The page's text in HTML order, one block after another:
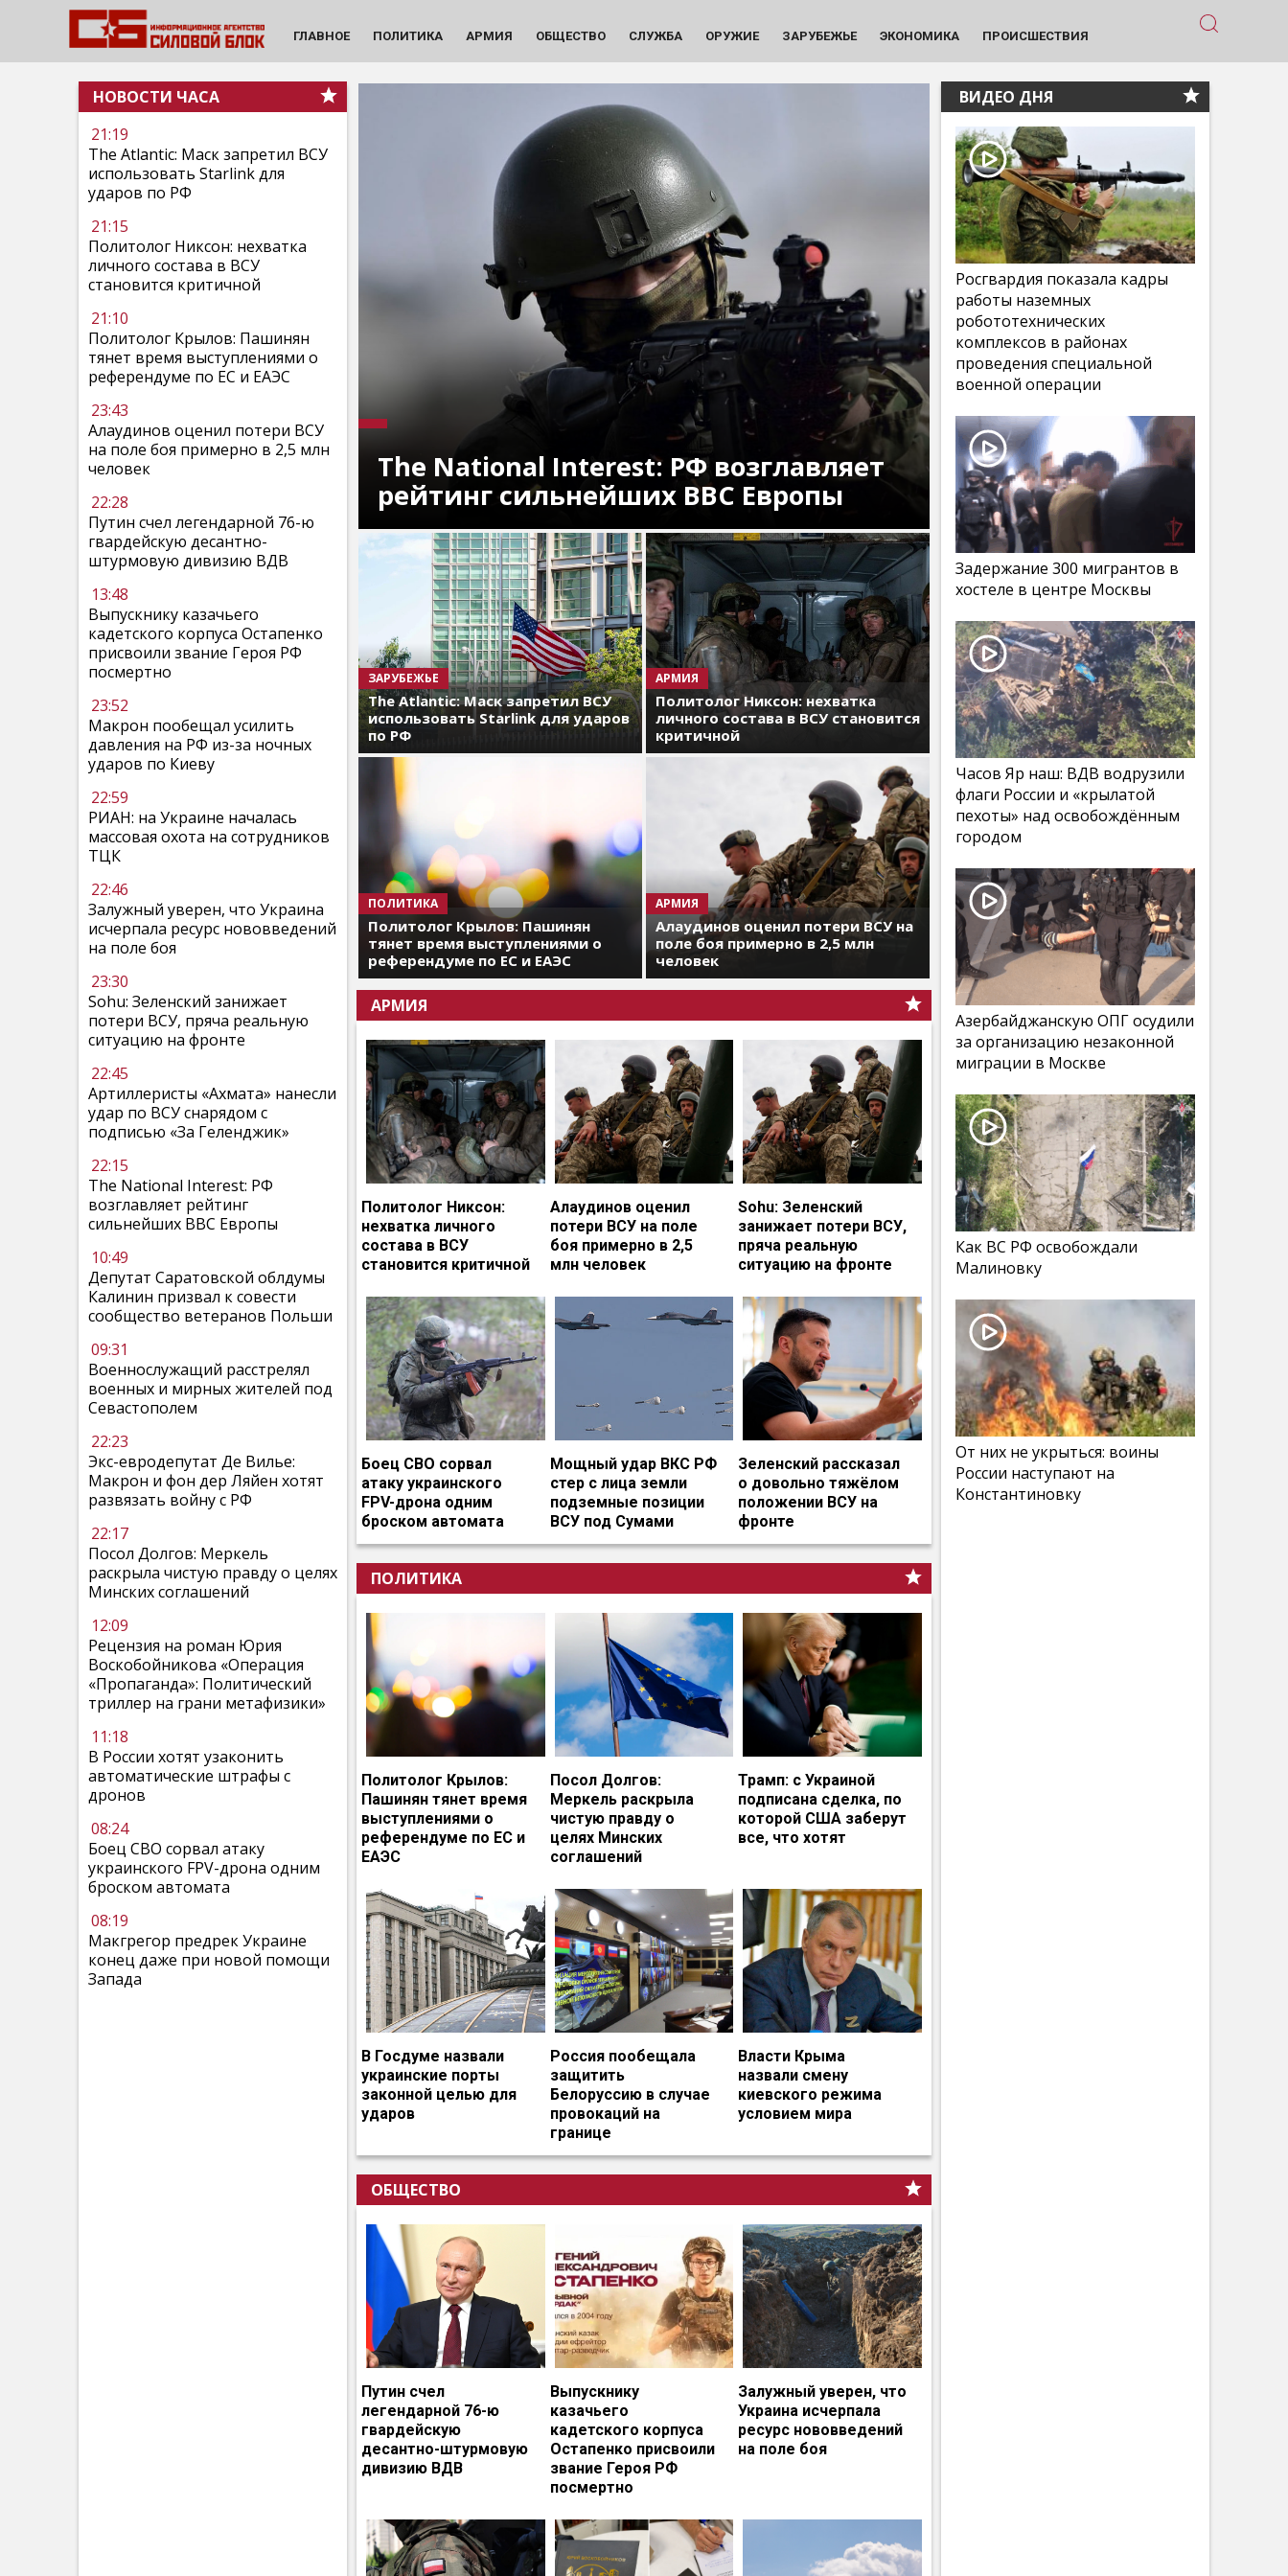
ГЛАВНОЕ ПОЛИТИКА АРМИЯ ОБЩЕСТВО СЛУЖБА ОРУЖИЕ ЗАРУБЕЖЬЕ ЭКОНОМИКА ПРОИСШЕСТВИЯ
НОВОСТИ ЧАСА
21:19
The Atlantic: Маск запретил ВСУ
использовать Starlink для
ударов по РФ
21:15
Политолог Никсон: нехватка
личного состава в ВСУ
становится критичной
21:10
Политолог Крылов: Пашинян
тянет время выступлениями о
референдуме по ЕС и ЕАЭС
23:43
Алаудинов оценил потери ВСУ
на поле боя примерно в 2,5 млн
человек
22:28
Путин счел легендарной 76-ю
гвардейскую десантно-
штурмовую дивизию ВДВ
13:48
Выпускнику казачьего
кадетского корпуса Остапенко
присвоили звание Героя РФ
посмертно
23:52
Макрон пообещал усилить
давления на РФ из-за ночных
ударов по Киеву
22:59
РИАН: на Украине началась
массовая охота на сотрудников
ТЦК
22:46
Залужный уверен, что Украина
исчерпала ресурс нововведений
на поле боя
23:30
Sohu: Зеленский занижает
потери ВСУ, пряча реальную
ситуацию на фронте
22:45
Артиллеристы «Ахмата» нанесли
удар по ВСУ снарядом с
подписью «За Геленджик»
22:15
The National Interest: РФ
возглавляет рейтинг
сильнейших ВВС Европы
10:49
Депутат Саратовской облдумы
Калинин призвал к совести
сообщество ветеранов Польши
09:31
Военнослужащий расстрелял
военных и мирных жителей под
Севастополем
22:23
Экс-евродепутат Де Вилье:
Макрон и фон дер Ляйен хотят
развязать войну с РФ
22:17
Посол Долгов: Меркель
раскрыла чистую правду о целях
Минских соглашений
12:09
Рецензия на роман Юрия
Воскобойникова «Операция
«Пропаганда»: Политический
триллер на грани метафизики»
11:18
В России хотят узаконить
автоматические штрафы с
дронов
08:24
Боец СВО сорвал атаку
украинского FPV-дрона одним
броском автомата
08:19
Макгрегор предрек Украине
конец даже при новой помощи
Запада
The National Interest: РФ возглавляет
рейтинг сильнейших ВВС Европы
ЗАРУБЕЖЬЕ
The Atlantic: Маск запретил ВСУ
использовать Starlink для ударов
по РФ
АРМИЯ
Политолог Никсон: нехватка
личного состава в ВСУ становится
критичной
ПОЛИТИКА
Политолог Крылов: Пашинян
тянет время выступлениями о
референдуме по ЕС и ЕАЭС
АРМИЯ
Алаудинов оценил потери ВСУ на
поле боя примерно в 2,5 млн
человек
АРМИЯ
Политолог Никсон:
нехватка личного
состава в ВСУ
становится критичной
Алаудинов оценил
потери ВСУ на поле
боя примерно в 2,5
млн человек
Sohu: Зеленский
занижает потери ВСУ,
пряча реальную
ситуацию на фронте
Боец СВО сорвал
атаку украинского
FPV-дрона одним
броском автомата
Мощный удар ВКС РФ
стер с лица земли
подземные позиции
ВСУ под Сумами
Зеленский рассказал
о довольно тяжёлом
положении ВСУ на
фронте
ПОЛИТИКА
Политолог Крылов:
Пашинян тянет время
выступлениями о
референдуме по ЕС и
ЕАЭС
Посол Долгов:
Меркель раскрыла
чистую правду о
целях Минских
соглашений
Трамп: с Украиной
подписана сделка, по
которой США заберут
все, что хотят
В Госдуме назвали
украинские порты
законной целью для
ударов
Россия пообещала
защитить
Белоруссию в случае
провокаций на
границе
Власти Крыма
назвали смену
киевского режима
условием мира
ОБЩЕСТВО
Путин счел
легендарной 76-ю
гвардейскую
десантно-штурмовую
дивизию ВДВ
Выпускнику
казачьего
кадетского корпуса
Остапенко присвоили
звание Героя РФ
посмертно
Залужный уверен, что
Украина исчерпала
ресурс нововведений
на поле боя
ВИДЕО ДНЯ
Росгвардия показала кадры
работы наземных
робототехнических
комплексов в районах
проведения специальной
военной операции
Задержание 300 мигрантов в
хостеле в центре Москвы
Часов Яр наш: ВДВ водрузили
флаги России и «крылатой
пехоты» над освобождённым
городом
Азербайджанскую ОПГ осудили
за организацию незаконной
миграции в Москве
Как ВС РФ освобождали
Малиновку
От них не укрыться: воины
России наступают на
Константиновку